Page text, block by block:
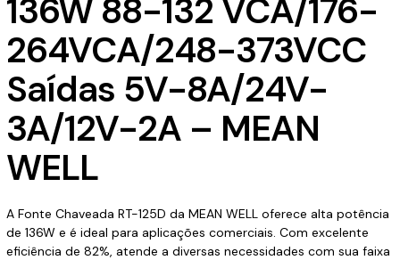
quantidade
136W 88-132 VCA/176-
264VCA/248-373VCC
Saídas 5V-8A/24V-
3A/12V-2A – MEAN
WELL
A Fonte Chaveada RT-125D da MEAN WELL oferece alta potência
de 136W e é ideal para aplicações comerciais. Com excelente
eficiência de 82%, atende a diversas necessidades com sua faixa